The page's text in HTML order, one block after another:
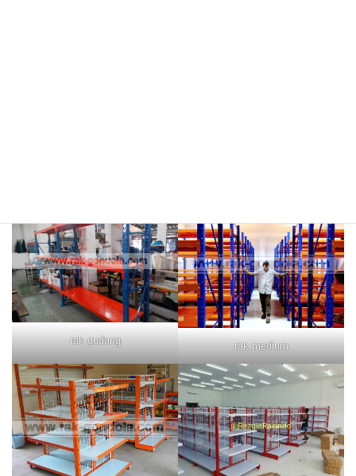
rak gudang rak medium